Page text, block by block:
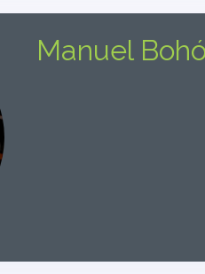
Manuel